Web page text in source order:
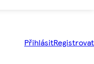
PřihlásitRegistrovat